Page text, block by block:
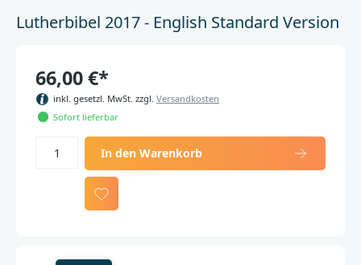
Lutherbibel 2017 - English Standard Version
66,00 €*
inkl. gesetzl. MwSt. zzgl. Versandkosten
Sofort lieferbar
In den Warenkorb